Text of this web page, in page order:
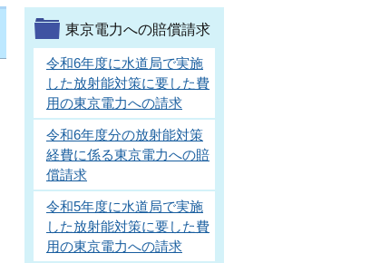
東京電力への賠償請求
令和6年度に水道局で実施
した放射能対策に要した費
用の東京電力への請求
令和6年度分の放射能対策
経費に係る東京電力への賠
償請求
令和5年度に水道局で実施
した放射能対策に要した費
用の東京電力への請求